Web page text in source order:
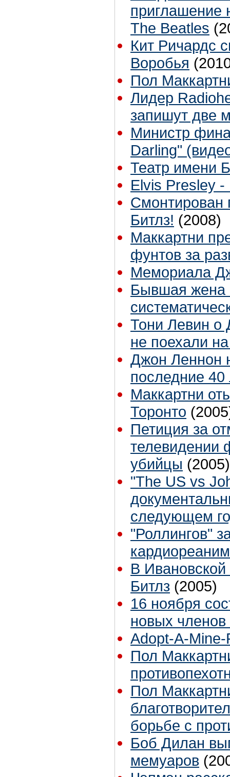
приглашение
The Beatles
Кит Ричардс
Воробья
Пол
Лидер
запишут две
Министр
Darling"
Театр имени
Elvis Presley
Смонтирован
Битлз! (2008)
Маккартни
фунтов за
Мемориала
Бывшая жена
Тони Левин
не поехали
Джон Леннон
последние 40
Маккартни
Торонто
Петиция за
телевидении
убийцы (2005)
"The US vs
следующем
"Роллингов"
В Ивановской
Битлз (2005)
16 ноября
новых
Adopt-A-
Пол
Пол
борьбе с
Боб Дилан
мемуаров